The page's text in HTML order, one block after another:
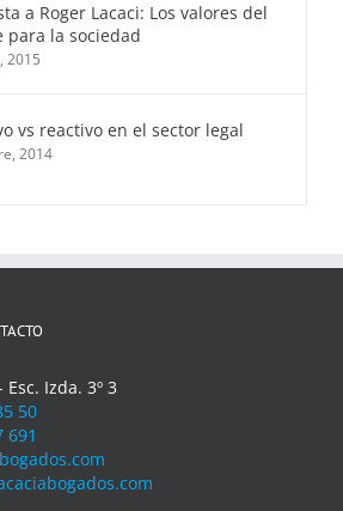
a Roger Lacaci: Los valores del
para la sociedad
2015
vs reactivo en el sector legal
2014
Izda. 3º 3
50
691